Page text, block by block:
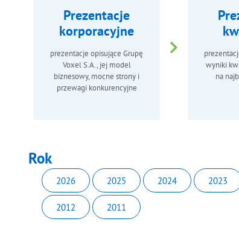
Prezentacje
korporacyjne
prezentacje opisujące Grupę
Voxel S.A., jej model
biznesowy, mocne strony i
przewagi konkurencyjne
wyniki
na
Rok
2026 2025 2024 2023
2012 2011